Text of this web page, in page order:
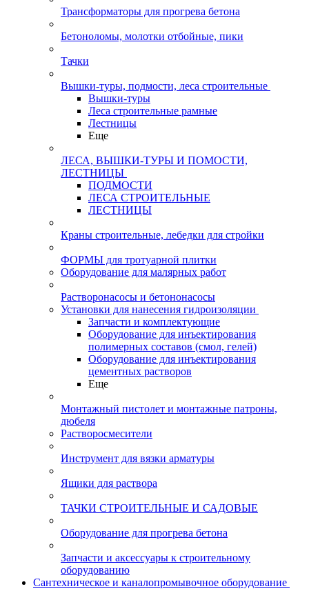
Трансформаторы для прогрева бетона
Бетоноломы, молотки отбойные, пики
Тачки
Вышки-туры, подмости, леса строительные
Вышки-туры
Леса строительные рамные
Лестницы
Еще
ЛЕСА, ВЫШКИ-ТУРЫ И ПОМОСТИ,
ЛЕСТНИЦЫ
ПОДМОСТИ
ЛЕСА СТРОИТЕЛЬНЫЕ
ЛЕСТНИЦЫ
Краны строительные, лебедки для стройки
ФОРМЫ для тротуарной плитки
Оборудование для малярных работ
Растворонасосы и бетононасосы
Установки для нанесения гидроизоляции
Запчасти и комплектующие
Оборудование для инъектирования
полимерных составов (смол, гелей)
Оборудование для инъектирования
цементных растворов
Еще
Монтажный пистолет и монтажные патроны,
дюбеля
Растворосмесители
Инструмент для вязки арматуры
Ящики для раствора
ТАЧКИ СТРОИТЕЛЬНЫЕ И САДОВЫЕ
Оборудование для прогрева бетона
Запчасти и аксессуары к строительному
оборудованию
Сантехническое и каналопромывочное оборудование